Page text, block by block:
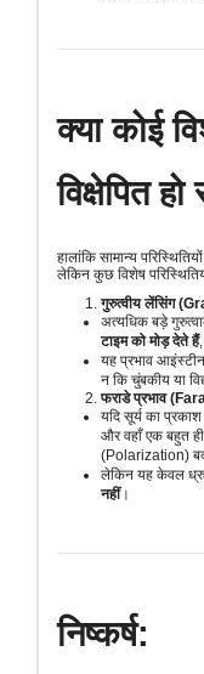
क्या कोई
विक्षेपित
हालांकि सामान्य
लेकिन कुछ विशेष
गुरुत्वीय लेंसिंग
अत्यधिक बड़े
टाइम को मोड़ देते हैं
यह प्रभाव
न कि चुंबकीय या
फराडे प्रभाव
यदि सूर्य का प्रकाश
और वहाँ एक बहुत
(Polarization)
लेकिन यह केवल
नहीं।
निष्कर्ष: